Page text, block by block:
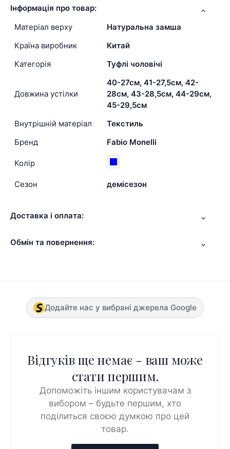
Інформація про товар:
Матеріал верху
Натуральна замша
Країна виробник
Китай
Категорія
Туфлі чоловічі
Довжина устілки
40-27см, 41-27,5см, 42-
28см, 43-28,5см, 44-29см,
45-29,5см
Внутрішній матеріал
Текстиль
Бренд
Fabio Monelli
Колір
Сезон демісезон
Доставка і оплата:
Обмін та повернення:
Додайте нас у вибрані джерела Google
Відгуків ще немає - ваш може
стати першим.
Допоможіть іншим користувачам з
вибором – будьте першим, хто
поділиться своєю думкою про цей
товар.